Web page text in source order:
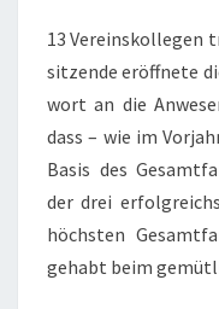
13 Ver­eins­kol­le­gen
sit­zen­de eröff­ne­te
wort an die
dass – wie im
Basis des
der drei
höchs­ten
gehabt beim